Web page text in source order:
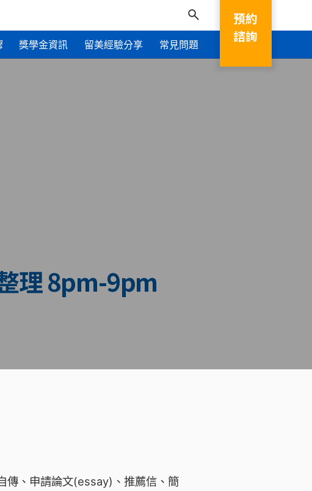
獎學金資訊 留美經驗分享 常見問題
預約
諮詢
理 8pm-9pm
傳、申請論文(essay)、推薦信、簡